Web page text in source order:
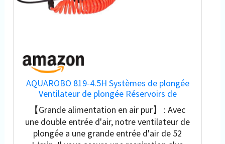
AQUAROBO 819-4.5H Systèmes de plongée
Ventilateur de plongée Réservoirs de
plongée, réservoirs de plongée portables,
rechargeables, compresseur d'air étanche
(4,5 heures un joueur)
【Grande alimentation en air pur】 : Avec
une double entrée d'air, notre ventilateur de
plongée a une grande entrée d'air de 52